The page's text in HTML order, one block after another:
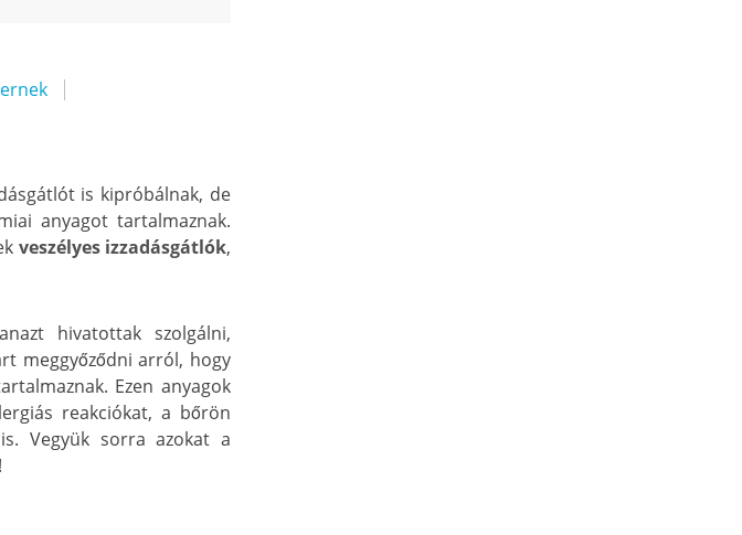
is kipróbálnak, de
anyagot tartalmaznak.
veszélyes izzadásgátlók,
hivatottak szolgálni,
meggyőződni arról, hogy
Ezen anyagok
reakciókat, a bőrön
Vegyük sorra azokat a